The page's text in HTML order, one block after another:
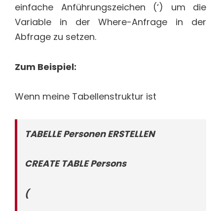
einfache Anführungszeichen (‘) um die
Variable in der Where-Anfrage in der
Abfrage zu setzen.
Zum Beispiel:
Wenn meine Tabellenstruktur ist
TABELLE Personen ERSTELLEN
CREATE TABLE Persons
(